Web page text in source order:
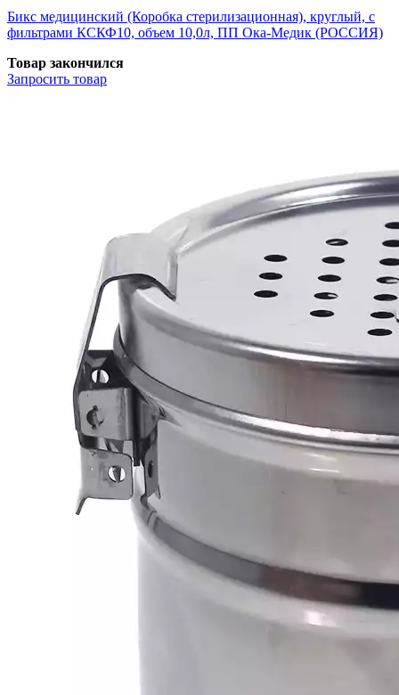
Бикс медицинский (Коробка стерилизационная), круглый, с
фильтрами КСКФ10, объем 10,0л, ПП Ока-Медик (РОССИЯ)
Товар закончился
Запросить товар